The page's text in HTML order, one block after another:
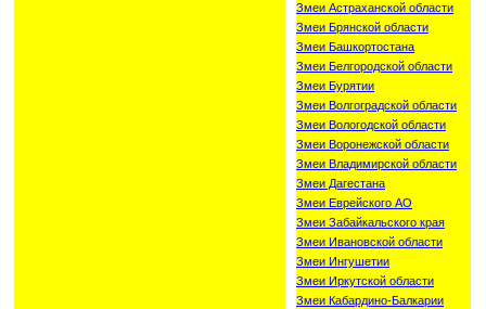
Змеи Астраханской области
Змеи Брянской области
Змеи Башкортостана
Змеи Белгородской области
Змеи Бурятии
Змеи Волгоградской области
Змеи Вологодской области
Змеи Воронежской области
Змеи Владимирской области
Змеи Дагестана
Змеи Еврейского АО
Змеи Забайкальского края
Змеи Ивановской области
Змеи Ингушетии
Змеи Иркутской области
Змеи Кабардино-Балкарии